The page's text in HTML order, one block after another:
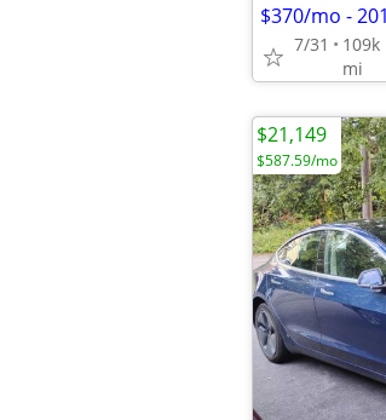
7/31
109k
mi
$21,149
$587.59/mo